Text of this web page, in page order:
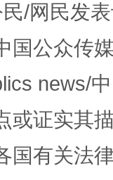
计划来了！等你上场
/网民发
国公众传
news/
或证实其
国有关法